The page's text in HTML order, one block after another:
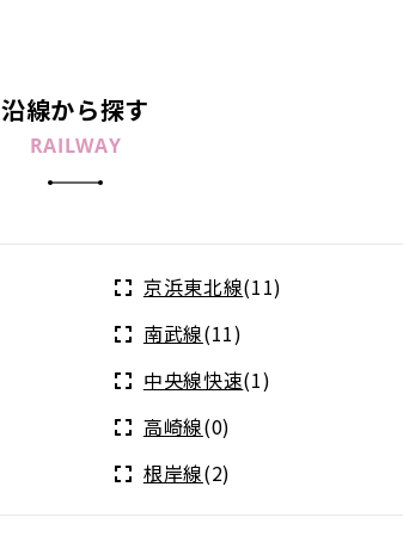
沿線から探す
RAILWAY
京浜東北線(11)
南武線(11)
中央線快速(1)
高崎線(0)
根岸線(2)